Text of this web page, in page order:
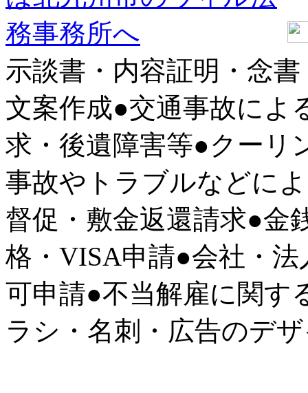
示談書・内容証明・念
文案作成●交通事故によ
求・後遺障害等●クーリ
事故やトラブルなどに
督促・敷金返還請求●金
格・VISA申請●会社・
可申請●不当解雇に関す
ラシ・名刺・広告のデ